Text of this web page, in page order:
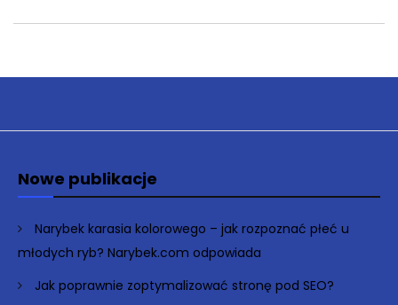
Nowe publikacje
Narybek karasia kolorowego – jak rozpoznać płeć u
młodych ryb? Narybek.com odpowiada
Jak poprawnie zoptymalizować stronę pod SEO?